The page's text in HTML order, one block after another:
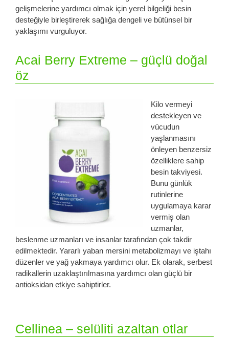
gelişmelerine yardımcı olmak için yerel bilgeliği besin
desteğiyle birleştirerek sağlığa dengeli ve bütünsel bir
yaklaşımı vurguluyor.
Acai Berry Extreme – güçlü doğal
öz
Kilo vermeyi
destekleyen ve
vücudun
yaşlanmasını
önleyen benzersiz
özelliklere sahip
besin takviyesi.
Bunu günlük
rutinlerine
uygulamaya karar
vermiş olan
uzmanlar,
beslenme uzmanları ve insanlar tarafından çok takdir
edilmektedir. Yararlı yaban mersini metabolizmayı ve iştahı
düzenler ve yağ yakmaya yardımcı olur. Ek olarak, serbest
radikallerin uzaklaştırılmasına yardımcı olan güçlü bir
antioksidan etkiye sahiptirler.
Cellinea – selüliti azaltan otlar